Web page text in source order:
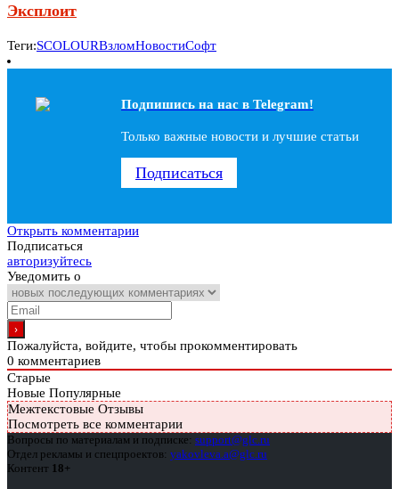
Эксплоит
Теги:SCOLOURВзломНовостиСофт
Подпишись на наc в Telegram!
Только важные новости и лучшие статьи
Подписаться
Открыть комментарии
Подписаться
авторизуйтесь
Уведомить о
Пожалуйста, войдите, чтобы прокомментировать
0 комментариев
Старые
Новые Популярные
Межтекстовые Отзывы
Посмотреть все комментарии
Вопросы по материалам и подписке: support@glc.ru
Отдел рекламы и спецпроектов: yakovleva.a@glc.ru
Контент 18+